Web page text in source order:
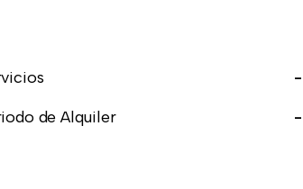
-
de Alquiler
-